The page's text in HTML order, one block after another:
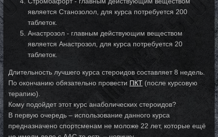
является Станозолол, для курса потребуется 200
таблеток.
Анастрозол - главным действующим веществом
является Анастрозол, для курса потребуется 20
таблеток.
Длительность лучшего курса стероидов составляет 8 недель.
По окончанию обязательно провести ПКТ (после курсовую
терапию).
Кому подойдет этот курс анаболических стероидов?
В первую очередь – использование данного курса
предназначено спортсменам не моложе 22 лет, которые ещё